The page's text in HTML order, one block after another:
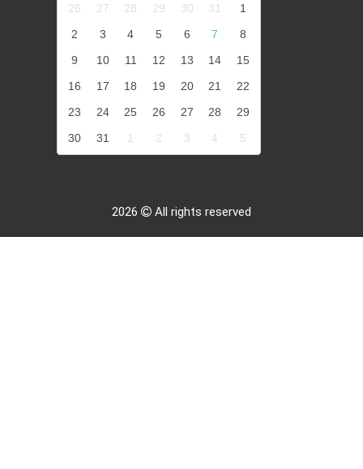
26 27 28 29 30 31
1
2
3 4 5 6 7
8
9
10 11 12 13 14
15
16
17 18 19 20 21
22
23
24 25 26 27 28
29
30
31 1 2 3 4 5
2026 All rights reserved